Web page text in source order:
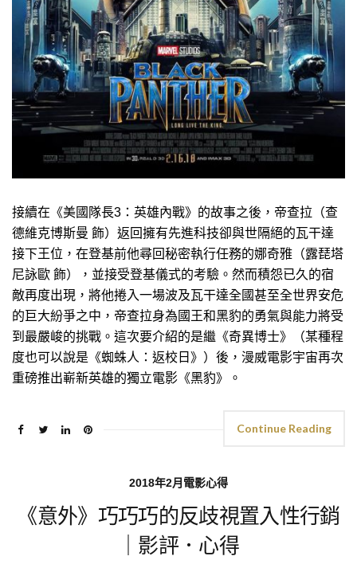
接續在《美國隊長3：英雄內戰》的故事之後，帝查拉（查
德維克博斯曼 飾）返回擁有先進科技卻與世隔絕的瓦干達
接下王位，在登基前他尋回秘密執行任務的娜奇雅（露琵塔
尼詠歐 飾），並接受登基儀式的考驗。然而積怨已久的宿
敵再度出現，將他捲入一場波及瓦干達全國甚至全世界安危
的巨大紛爭之中，帝查拉身為國王和黑豹的勇氣與能力將受
到最嚴峻的挑戰。這次要介紹的是繼《奇異博士》（某種程
度也可以說是《蜘蛛人：返校日》）後，漫威電影宇宙再次
重磅推出嶄新英雄的獨立電影《黑豹》。
Continue Reading
2018年2月電影心得
《意外》巧巧巧的反歧視置入性行銷
｜影評．心得